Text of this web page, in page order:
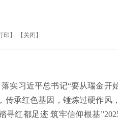
印 】 【 关闭 】
实习近平总书记“要从瑞金开
传承红色基因，锤炼过硬作风
寻红都足迹 筑牢信仰根基